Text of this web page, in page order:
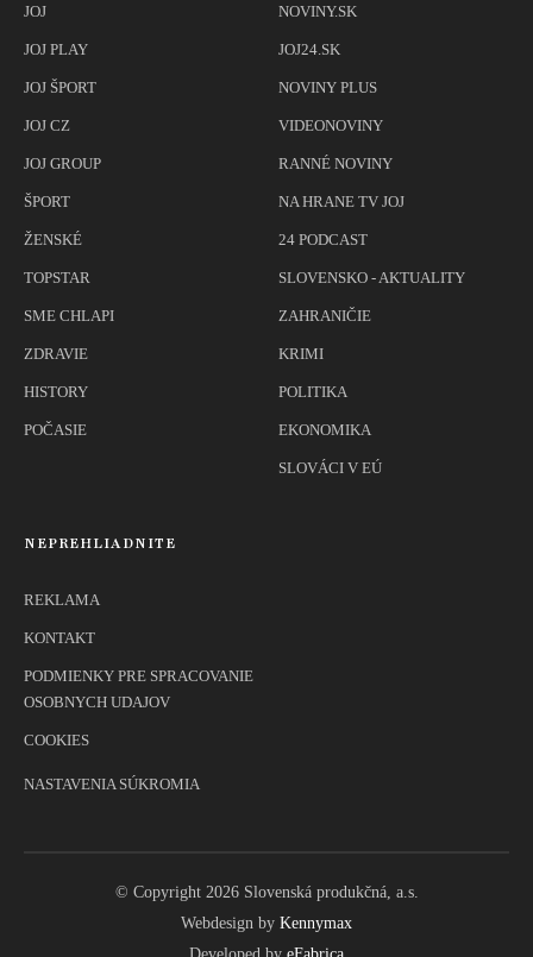
JOJ
JOJ PLAY
JOJ ŠPORT
JOJ CZ
JOJ GROUP
ŠPORT
ŽENSKÉ
TOPSTAR
SME CHLAPI
ZDRAVIE
HISTORY
POČASIE
NOVINY.SK
JOJ24.SK
NOVINY PLUS
VIDEONOVINY
RANNÉ NOVINY
NA HRANE TV JOJ
24 PODCAST
SLOVENSKO - AKTUALITY
ZAHRANIČIE
KRIMI
POLITIKA
EKONOMIKA
SLOVÁCI V EÚ
NEPREHLIADNITE
REKLAMA
KONTAKT
PODMIENKY PRE SPRACOVANIE
OSOBNYCH UDAJOV
COOKIES
NASTAVENIA SÚKROMIA
© Copyright 2026 Slovenská produkčná, a.s.
Webdesign by Kennymax